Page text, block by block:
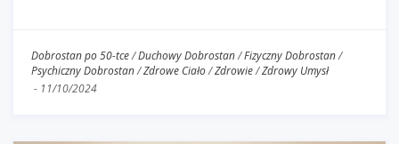
Dobrostan po 50-tce/Duchowy Dobrostan/Fizyczny Dobrostan/
Psychiczny Dobrostan/Zdrowe Ciało/Zdrowie/Zdrowy Umysł
- 11/10/2024